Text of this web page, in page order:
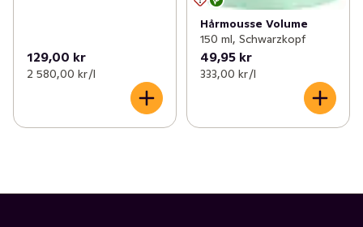
129,00 kr
2 580,00 kr /l
Hårmousse Volume
150 ml, Schwarzkopf
49,95 kr
333,00 kr /l